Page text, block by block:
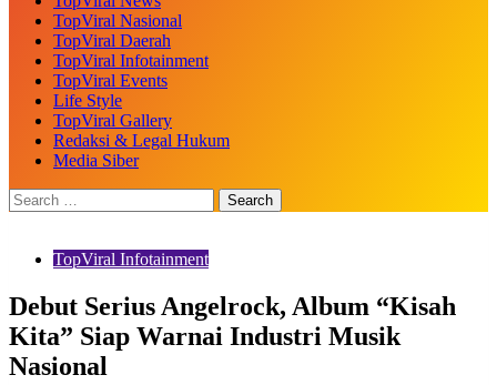
TopViral Nasional
TopViral Daerah
TopViral Infotainment
TopViral Events
Life Style
TopViral Gallery
Redaksi & Legal Hukum
Media Siber
TopViral Infotainment
Debut Serius Angelrock, Album “Kisah
Kita” Siap Warnai Industri Musik
Nasional